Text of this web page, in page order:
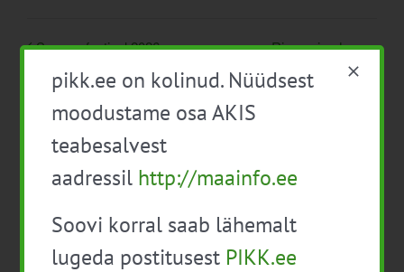
Seemnefestival 2026
Ringmajanduse
koostööpäev
Detailid
pikk.ee on kolinud. Nüüdsest
moodustame osa AKIS
teabesalvest
aadressil http://maainfo.ee
Soovi korral saab lähemalt
lugeda postitusest PIKK.ee